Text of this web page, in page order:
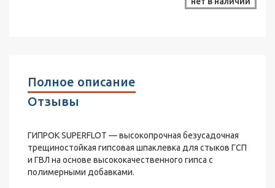
Полное описание
Отзывы
ГИПРОК SUPERFLOT — высокопрочная безусадочная
трещиностойкая гипсовая шпаклевка для стыков ГСП
и ГВЛ на основе высококачественного гипса с
полимерными добавками.